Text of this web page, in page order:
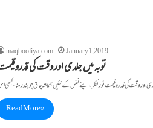
maqbooliya.com January 1, 2019
توبہ میں جلدی اور وقت کی قدرو
Read More »